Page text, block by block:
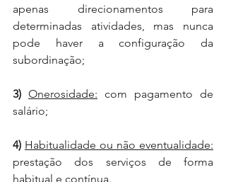
apenas direcionamentos para
determinadas atividades, mas nunca
pode haver a configuração da
subordinação;
3) Onerosidade: com pagamento de
salário;
4) Habitualidade ou não eventualidade:
prestação dos serviços de forma
habitual e contínua.